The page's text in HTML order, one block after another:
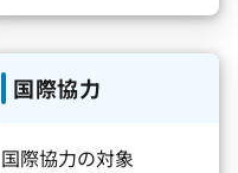
国際協力
国際協力の対象